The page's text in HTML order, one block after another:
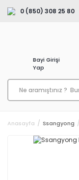
0 (850) 308 25 80
Bayi Girişi
Yap
Anasayfa Ssangyong